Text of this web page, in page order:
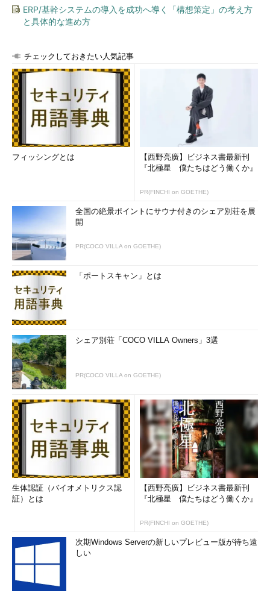
ERP/基幹システムの導入を成功へ導く「構想策定」の考え方
と具体的な進め方
チェックしておきたい人気記事
フィッシングとは
【西野亮廣】ビジネス書最新刊
『北極星 僕たちはどう働くか』
PR(FINCHI on GOETHE)
全国の絶景ポイントにサウナ付きのシェア別荘を展
開
PR(COCO VILLA on GOETHE)
「ポートスキャン」とは
シェア別荘「COCO VILLA Owners」3選
PR(COCO VILLA on GOETHE)
生体認証（バイオメトリクス認
証）とは
【西野亮廣】ビジネス書最新刊
『北極星 僕たちはどう働くか』
PR(FINCHI on GOETHE)
次期Windows Serverの新しいプレビュー版が待ち遠
しい